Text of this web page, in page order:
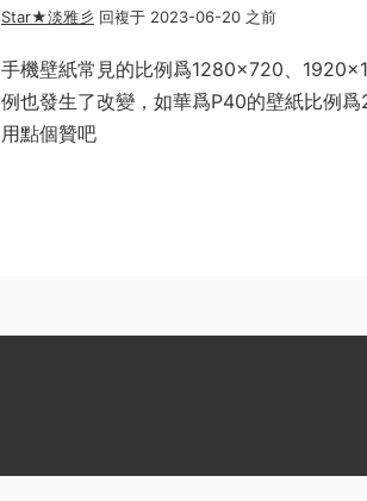
Star★淡雅彡 回複于 2023-06-20 之前
手機壁紙常見的比例爲1280×720、
例也發生了改變，如華爲P40的壁紙比例
用點個贊吧